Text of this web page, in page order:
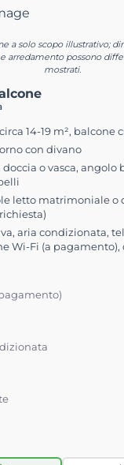
a solo scopo illustrativo;
arredamento possono
mostrati.
14-19 m², balcone
con divano
o vasca, angolo
letto matrimoniale o
aria condizionata,
Wi-Fi (a pagamento),